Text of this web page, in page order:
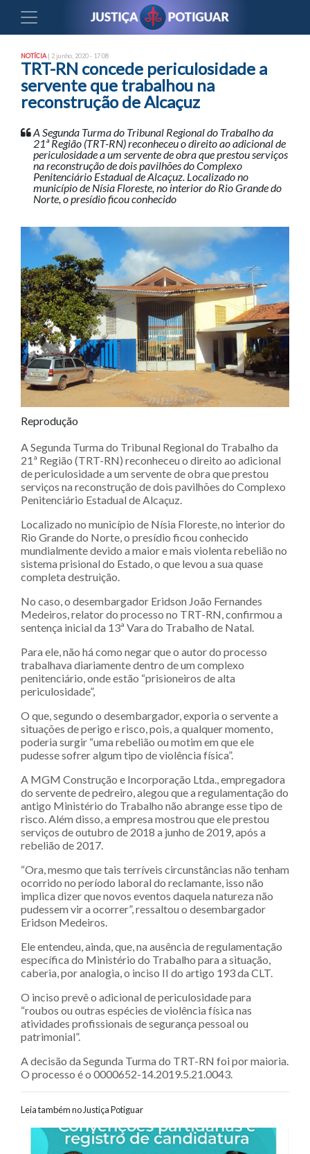
NOTÍCIA | 2 junho, 2020 - 17:08
TRT-RN concede periculosidade a
servente que trabalhou na
reconstrução de Alcaçuz
A Segunda Turma do Tribunal Regional do Trabalho da
21ª Região (TRT-RN) reconheceu o direito ao adicional de
periculosidade a um servente de obra que prestou serviços
na reconstrução de dois pavilhões do Complexo
Penitenciário Estadual de Alcaçuz. Localizado no
município de Nísia Floreste, no interior do Rio Grande do
Norte, o presídio ficou conhecido
Reprodução
A Segunda Turma do Tribunal Regional do Trabalho da
21ª Região (TRT-RN) reconheceu o direito ao adicional
de periculosidade a um servente de obra que prestou
serviços na reconstrução de dois pavilhões do Complexo
Penitenciário Estadual de Alcaçuz.
Localizado no município de Nísia Floreste, no interior do
Rio Grande do Norte, o presídio ficou conhecido
mundialmente devido a maior e mais violenta rebelião no
sistema prisional do Estado, o que levou a sua quase
completa destruição.
No caso, o desembargador Eridson João Fernandes
Medeiros, relator do processo no TRT-RN, confirmou a
sentença inicial da 13ª Vara do Trabalho de Natal.
Para ele, não há como negar que o autor do processo
trabalhava diariamente dentro de um complexo
penitenciário, onde estão “prisioneiros de alta
periculosidade”,
O que, segundo o desembargador, exporia o servente a
situações de perigo e risco, pois, a qualquer momento,
poderia surgir “uma rebelião ou motim em que ele
pudesse sofrer algum tipo de violência física”.
A MGM Construção e Incorporação Ltda., empregadora
do servente de pedreiro, alegou que a regulamentação do
antigo Ministério do Trabalho não abrange esse tipo de
risco. Além disso, a empresa mostrou que ele prestou
serviços de outubro de 2018 a junho de 2019, após a
rebelião de 2017.
“Ora, mesmo que tais terríveis circunstâncias não tenham
ocorrido no período laboral do reclamante, isso não
implica dizer que novos eventos daquela natureza não
pudessem vir a ocorrer”, ressaltou o desembargador
Eridson Medeiros.
Ele entendeu, ainda, que, na ausência de regulamentação
específica do Ministério do Trabalho para a situação,
caberia, por analogia, o inciso II do artigo 193 da CLT.
O inciso prevê o adicional de periculosidade para
“roubos ou outras espécies de violência física nas
atividades profissionais de segurança pessoal ou
patrimonial”.
A decisão da Segunda Turma do TRT-RN foi por maioria.
O processo é o 0000652-14.2019.5.21.0043.
Leia também no Justiça Potiguar
Navegação entre posts